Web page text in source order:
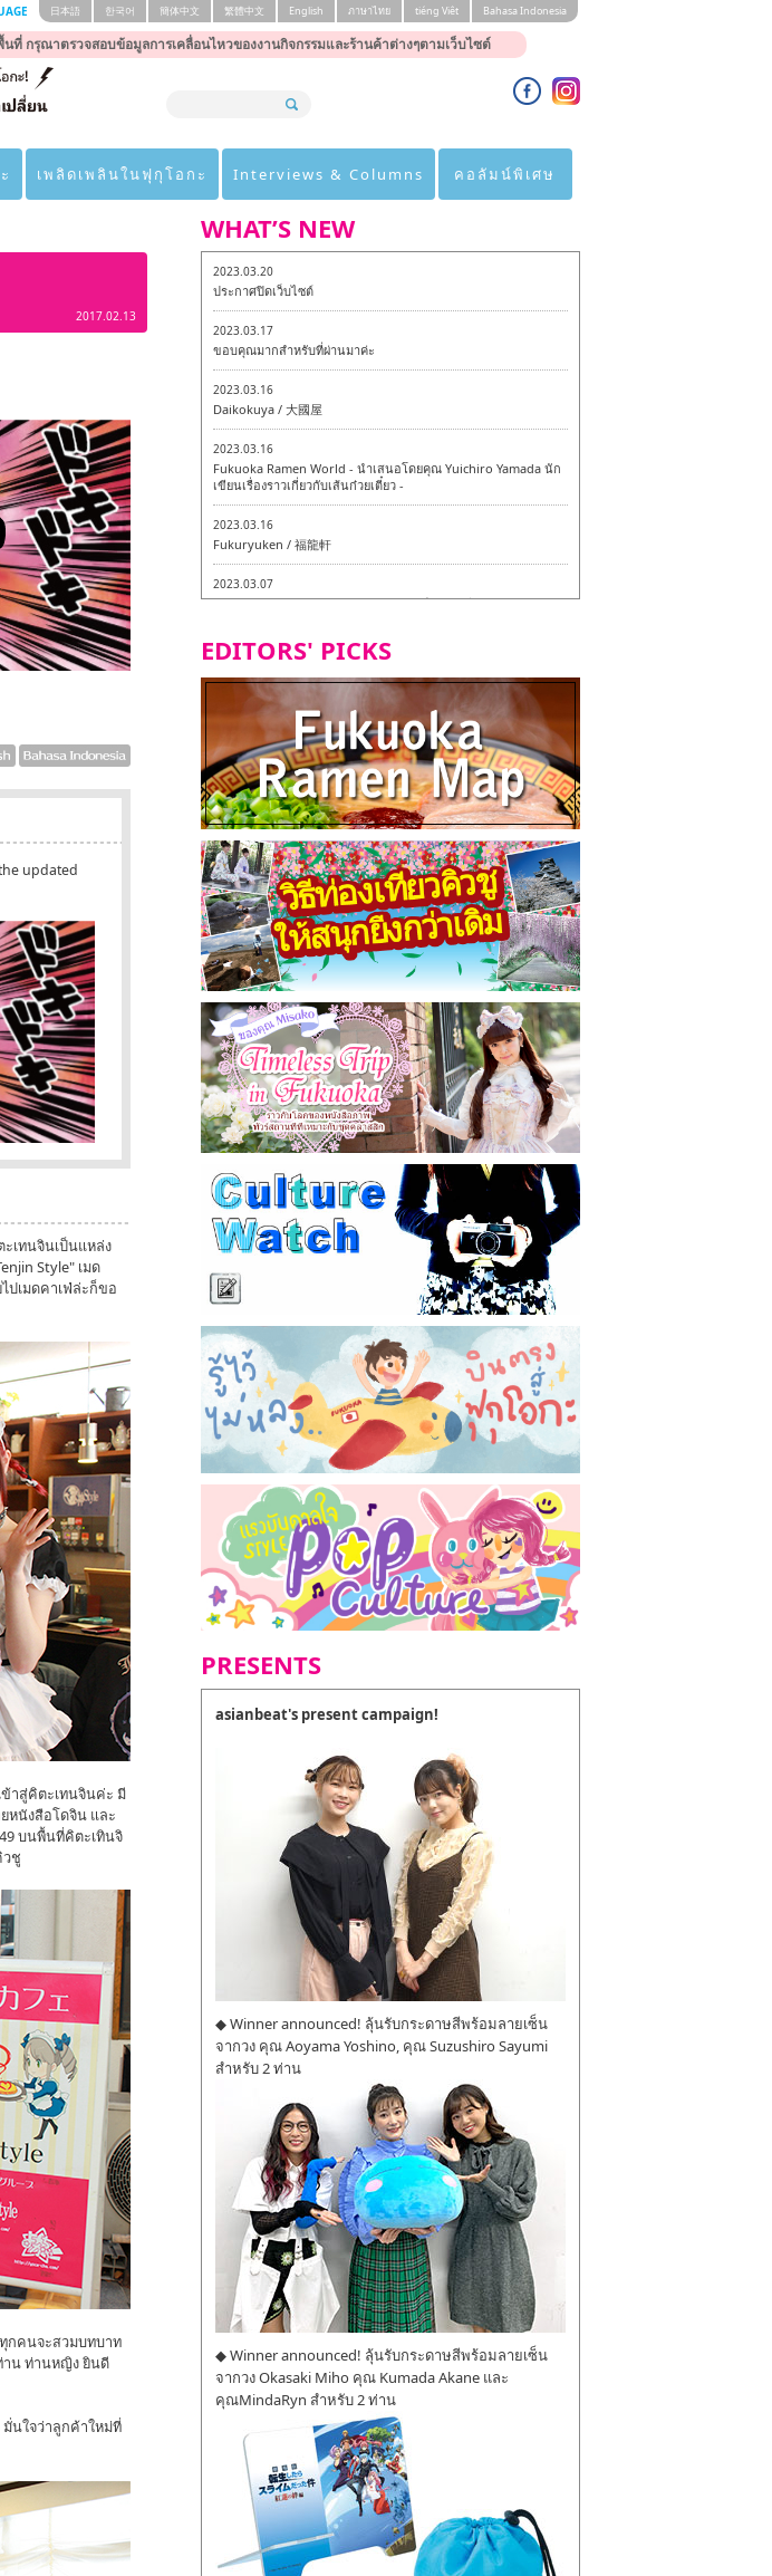
กรุณาตรวจสอบข้อมูลการเคลื่อนไหวของงานกิจกรรมและร้านค้าต่างๆตามเว็บไซต์
日本語 한국어 簡体中文 繁體中文 English ภาษาไทย tiéng Viêt Bahasa Indonesia
เพลิดเพลินในฟุกุโอกะ Interviews & Columns คอลัมน์พิเศษ
2017.02.13
updated
เทนจินเป็นแหล่ง
Style" เมด
ปเมดคาเฟ่ล่ะก็ขอ
ข้าสู่คิตะเทนจินค่ะ มี
หนังสือโดจิน และ
บนพื้นที่คิตะเทินจิ
ชู
กคนจะสวมบทบาท
าน ท่านหญิง ยินดี
นใจว่าลูกค้าใหม่ที่
WHAT’S NEW
2023.03.20
ประกาศปิดเว็บไซต์
2023.03.17
ขอบคุณมากสำหรับที่ผ่านมาค่ะ
2023.03.16
Daikokuya / 大國屋
2023.03.16
Fukuoka Ramen World - นำเสนอโดยคุณ Yuichiro Yamada นัก
เขียนเรื่องราวเกี่ยวกับเส้นก๋วยเตี๋ยว -
2023.03.16
Fukuryuken / 福龍軒
2023.03.07
Isogiyokarazu สาขาหลักฮากาตะ - ทัวร์ชิมเมนูวีแกนและมังสวิรัติ
2023.03.07
ทัวร์ชิมเมนูวีแกนและมังสวิรัติในเมืองฟุกุโอกะ
2023.03.02
little stand Daimyo - ทัวร์ชิมเมนูวีแกนและมังสวิรัติในเมืองฟุกุโอ
กะ -
2023.02.28
Tochikuken Orio Honsha Udon-ten / 東筑軒 折尾本社うどん店
2023.02.27
Maruyoshi Shokudo / 丸好食堂
EDITORS' PICKS
PRESENTS
asianbeat's present campaign!
◆ Winner announced! ลุ้นรับกระดาษสีพร้อมลายเซ็น
จากวง คุณ Aoyama Yoshino, คุณ Suzushiro Sayumi
สำหรับ 2 ท่าน
◆ Winner announced! ลุ้นรับกระดาษสีพร้อมลายเซ็น
จากวง Okasaki Miho คุณ Kumada Akane และ
คุณMindaRyn สำหรับ 2 ท่าน